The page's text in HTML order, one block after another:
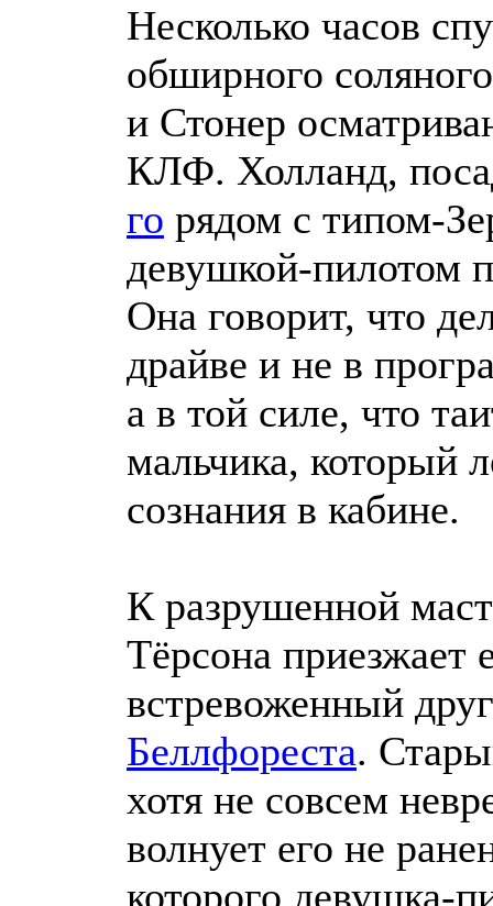
Несколько часов
обширного
и Стонер
КЛФ. Холланд,
го рядом с типом-
девушкой-пилотом
Она говорит, что
драйве и не в
а в той силе, что
мальчика, который
сознания в кабине.
К разрушенной
Тёрсона приезжает
встревоженный
Беллфореста.
хотя не совсем
волнует его не
которого девушка-